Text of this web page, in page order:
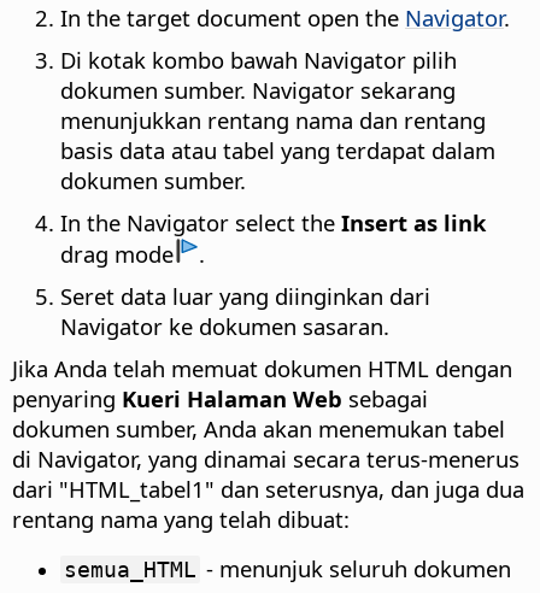
In the target document open the Navigator.
Di kotak kombo bawah Navigator pilih
dokumen sumber. Navigator sekarang
menunjukkan rentang nama dan rentang
basis data atau tabel yang terdapat dalam
dokumen sumber.
In the Navigator select the Insert as link
drag mode
.
Seret data luar yang diinginkan dari
Navigator ke dokumen sasaran.
Jika Anda telah memuat dokumen HTML dengan
penyaring Kueri Halaman Web sebagai
dokumen sumber, Anda akan menemukan tabel
di Navigator, yang dinamai secara terus-menerus
dari "HTML_tabel1" dan seterusnya, dan juga dua
rentang nama yang telah dibuat:
semua_HTML - menunjuk seluruh dokumen